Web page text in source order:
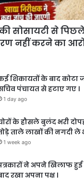
सोसायटी से
नहीं करने का
शिकायतों के बाद कोटा
पंचायत से हटाए गए ।
1 day ago
के हौसले बुलंद भरी
ताले लाखों की नगदी ले
1 week ago
ने अपने खिलाफ
रखा अपना पक्ष ।